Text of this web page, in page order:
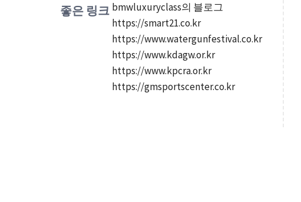
좋은 링크 bmwluxuryclass의 블로그
https://smart21.co.kr
https://www.watergunfestival.co.kr
https://www.kdagw.or.kr
https://www.kpcra.or.kr
https://gmsportscenter.co.kr